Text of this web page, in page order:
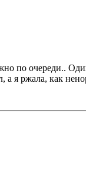
по очереди..
а я ржала, как